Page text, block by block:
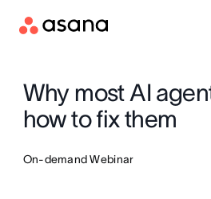
Why most AI
how to fix them
On-demand Webinar